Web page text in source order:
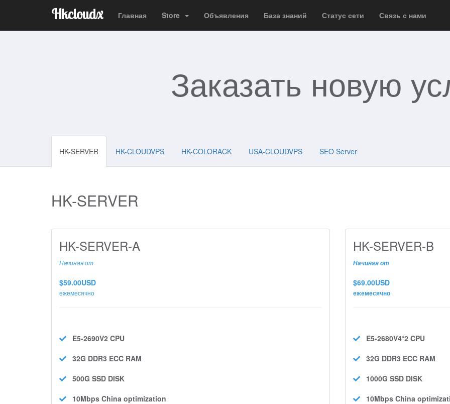
Hkcloudx Главная Store Объявления База знаний Статус сети Связь с нами
Заказать новую
HK-SERVER HK-CLOUDVPS HK-COLORACK USA-CLOUDVPS SEO Server
HK-SERVER
HK-SERVER-A
Начиная от
$59.00USD
ежемесячно
E5-2690V2 CPU
32G DDR3 ECC RAM
500G SSD DISK
10Mbps China optimization
HK-SERVER-B
Начиная от
$69.00USD
ежемесячно
E5-2680V4*2 CPU
32G DDR3 ECC RAM
1000G SSD DISK
10Mbps China